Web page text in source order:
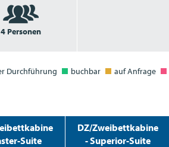
4 Personen
Durchführung buchbar auf Anfrage
Suite
DZ/Zweibettkabine
- Superior-Suite